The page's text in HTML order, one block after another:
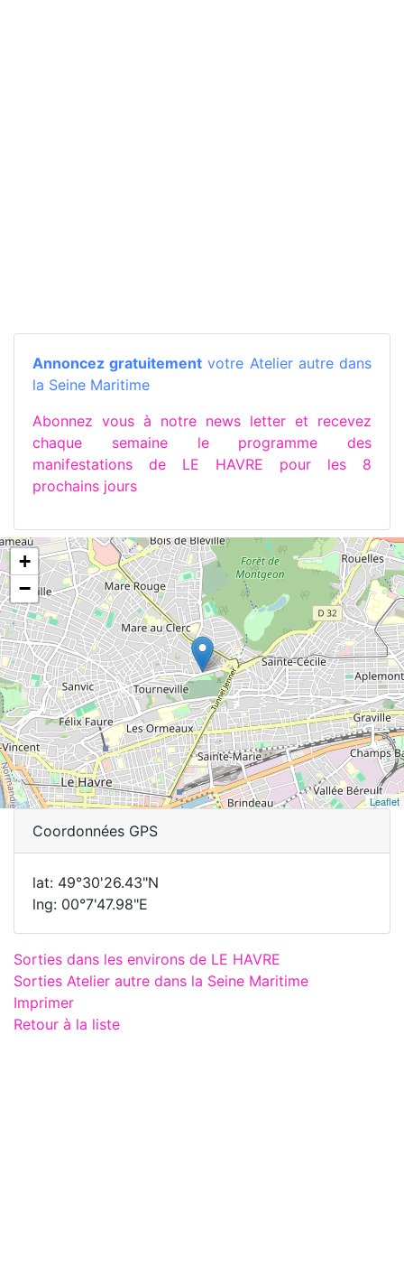
Annoncez gratuitement votre Atelier autre dans
la Seine Maritime
Abonnez vous à notre news letter et recevez
chaque semaine le programme des
manifestations de LE HAVRE pour les 8
prochains jours
+
−
Leaflet
Coordonnées GPS
lat: 49°30'26.43"N
lng: 00°7'47.98"E
Sorties dans les environs de LE HAVRE
Sorties Atelier autre dans la Seine Maritime
Imprimer
Retour à la liste